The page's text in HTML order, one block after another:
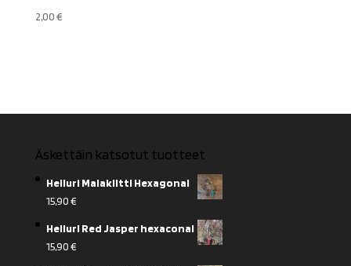
2,00€
Äskettäin katsotut tuotteet
Heiluri Malakiitti Hexagonal
15,90€
Heiluri Red Jasper hexaconal
15,90€